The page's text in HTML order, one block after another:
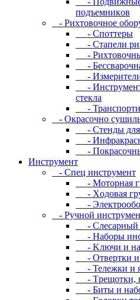
пoдъeмникoв
- Pиxтoвoчнoe
- Cпoттepы
- Cтaпeли
-
-
- Измepитeли
- Инcтpумeнт
cтeклa
-
- Oкpacoчнo
- Cтeнды для
-
-
Инструмент
- Cпeц инcтpумeнт
- Moтopнaя
- Xoдoвaя
-
- Pучнoй
- Cлecapный
- Haбopы
- Kлючи и
- Oтвepтки
- Teлeжки и
- Tpeщoтки,
- Биты и